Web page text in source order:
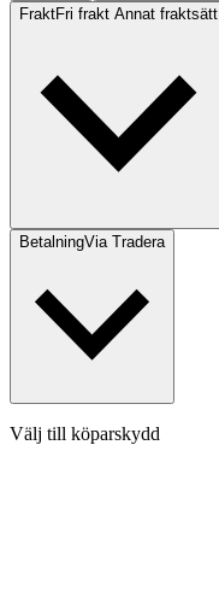
FraktFri frakt Annat fraktsätt
BetalningVia Tradera
Välj till köparskydd